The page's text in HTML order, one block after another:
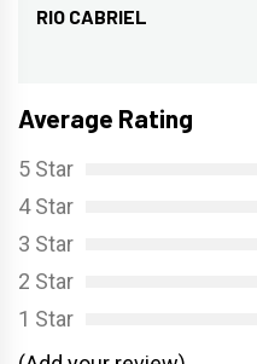
Entrada
RIO CABRIEL
Average Rating
5 Star
4 Star
3 Star
2 Star
1 Star